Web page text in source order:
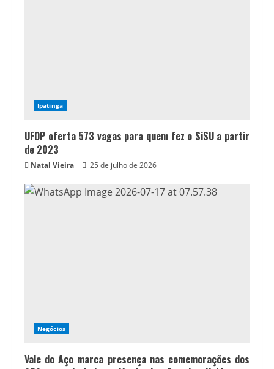
Ipatinga
UFOP oferta 573 vagas para quem fez o SiSU a partir
de 2023
Natal Vieira 25 de julho de 2026
Negócios
Vale do Aço marca presença nas comemorações dos